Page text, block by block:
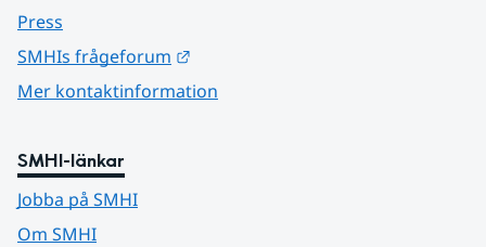
Press
SMHIs frågeforum
Mer kontaktinformation
SMHI-länkar
Jobba på SMHI
Om SMHI